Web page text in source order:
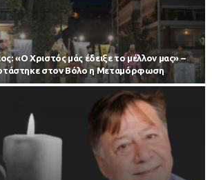
«Ο Χριστός μάς έδειξε το μέλλον μας» –
στον Βόλο η Μεταμόρφωση